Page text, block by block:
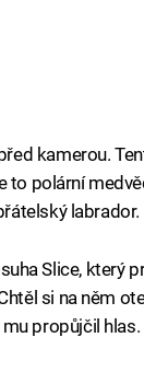
kamerou.
to polární
labrador.
Slice, který
si na něm
propůjčil hlas.